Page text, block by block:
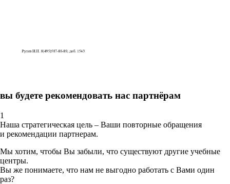
вы будете рекомендовать нас партнёрам
1
Наша стратегическая цель – Ваши повторные обращения
и рекомендации партнерам.
Мы хотим, чтобы Вы забыли, что существуют другие учебные
центры.
Вы же понимаете, что нам не выгодно работать с Вами один
раз?